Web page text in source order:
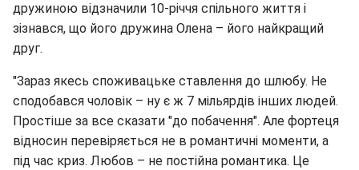
дружиною відзначили 10-річчя спільного життя і
зізнався, що його дружина Олена – його найкращий
друг.
"Зараз якесь споживацьке ставлення до шлюбу. Не
сподобався чоловік – ну є ж 7 мільярдів інших людей.
Простіше за все сказати "до побачення". Але фортеця
відносин перевіряється не в романтичні моменти, а
під час криз. Любов – не постійна романтика. Це